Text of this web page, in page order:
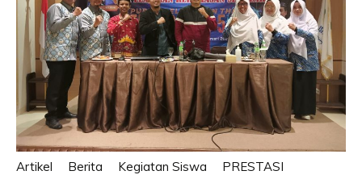
Artikel Berita Kegiatan Siswa
PRESTASI